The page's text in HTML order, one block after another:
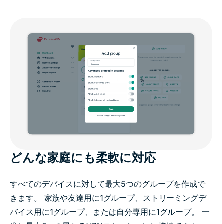
どんな家庭にも柔軟に対応
すべてのデバイスに対して最大5つのグループを作成で
きます。 家族や友達用に1グループ、ストリーミングデ
バイス用に1グループ、または自分専用に1グループ。 一